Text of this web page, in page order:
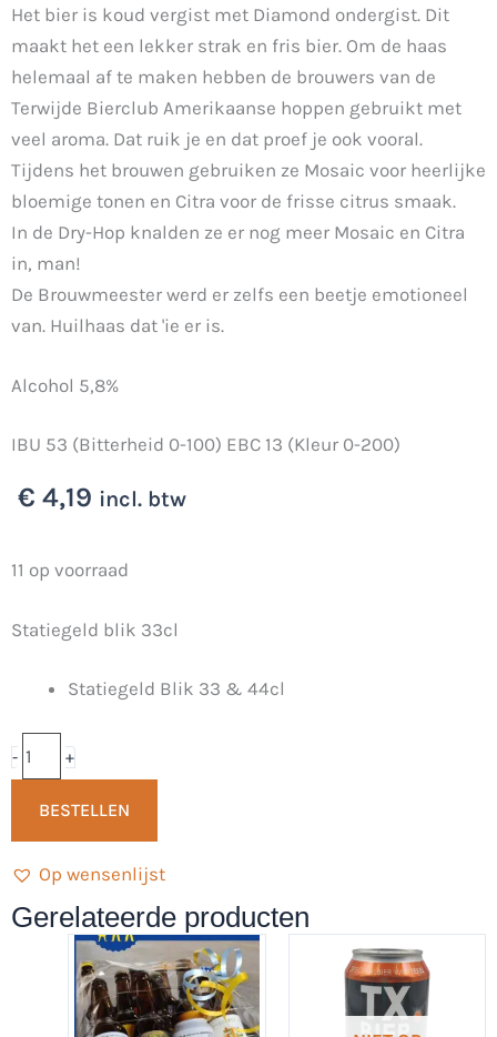
Het bier is koud vergist met Diamond ondergist. Dit
maakt het een lekker strak en fris bier. Om de haas
helemaal af te maken hebben de brouwers van de
Terwijde Bierclub Amerikaanse hoppen gebruikt met
veel aroma. Dat ruik je en dat proef je ook vooral.
Tijdens het brouwen gebruiken ze Mosaic voor heerlijke
bloemige tonen en Citra voor de frisse citrus smaak.
In de Dry-Hop knalden ze er nog meer Mosaic en Citra
in, man!
De Brouwmeester werd er zelfs een beetje emotioneel
van. Huilhaas dat 'ie er is.
Alcohol 5,8%
IBU 53 (Bitterheid 0-100) EBC 13 (Kleur 0-200)
€ 4,19 incl. btw
11 op voorraad
Statiegeld blik 33cl
Statiegeld Blik 33 & 44cl
-
Superhaas
IPA
Bierclub
aantal
+
BESTELLEN
Op wensenlijst
Gerelateerde producten